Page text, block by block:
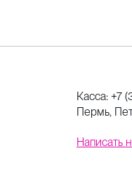
Касса: +7
Пермь,
Написать